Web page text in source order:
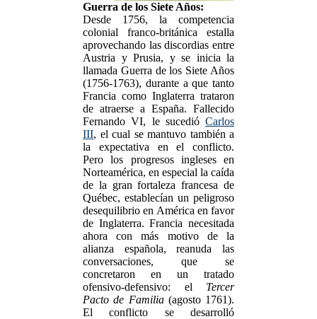
Guerra de los Siete Años:
Desde 1756, la competencia
colonial franco-británica estalla
aprovechando las discordias entre
Austria y Prusia, y se inicia la
llamada Guerra de los Siete Años
(1756-1763), durante a que tanto
Francia como Inglaterra trataron
de atraerse a España. Fallecido
Fernando VI, le sucedió Carlos
III, el cual se mantuvo también a
la expectativa en el conflicto.
Pero los progresos ingleses en
Norteamérica, en especial la caída
de la gran fortaleza francesa de
Québec, establecían un peligroso
desequilibrio en América en favor
de Inglaterra. Francia necesitada
ahora con más motivo de la
alianza española, reanuda las
conversaciones, que se
concretaron en un tratado
ofensivo-defensivo: el Tercer
Pacto de Familia(agosto 1761).
El conflicto se desarrolló